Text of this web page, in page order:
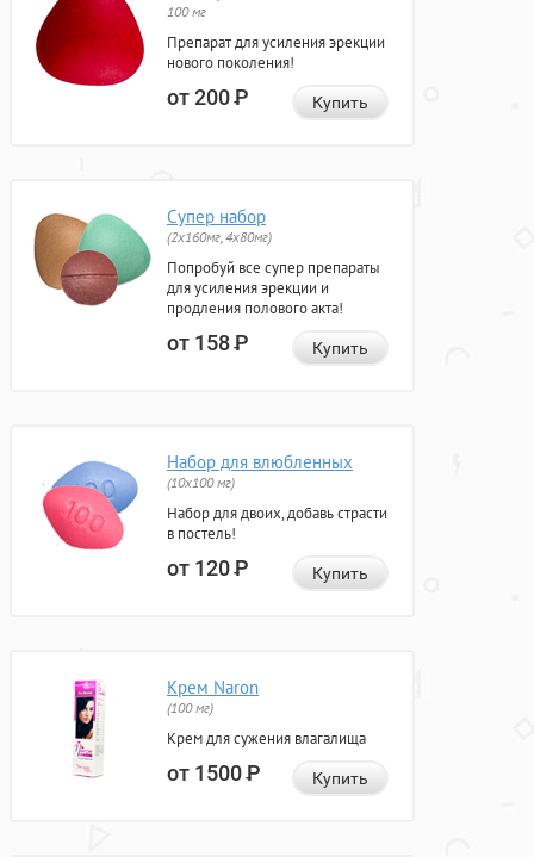
100 мг
Препарат для усиления эрекции
нового поколения!
от 200Р Купить
Супер набор
(2х160мг, 4х80мг)
Попробуй все супер препараты
для усиления эрекции и
продления полового акта!
от 158Р Купить
Набор для влюбленных
(10х100 мг)
Набор для двоих, добавь страсти
в постель!
от 120Р Купить
Крем Naron
(100 мг)
Крем для сужения влагалища
от 1500Р Купить